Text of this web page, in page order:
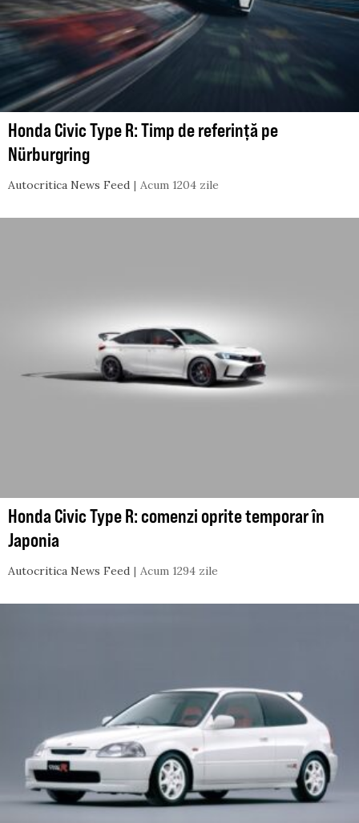
Honda Civic Type R: Timp de referință pe
Nürburgring
Autocritica News Feed Acum 1204 zile
Honda Civic Type R: comenzi oprite temporar în
Japonia
Autocritica News Feed Acum 1294 zile